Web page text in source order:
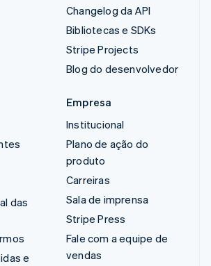
Changelog da API
Bibliotecas e SDKs
Stripe Projects
Blog do desenvolvedor
das
e
Empresa
Institucional
Plano de ação do
produto
Carreiras
Sala de imprensa
Stripe Press
Fale com a equipe de
vendas